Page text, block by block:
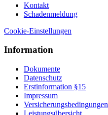
Kontakt
Schadenmeldung
Cookie-Einstellungen
Information
Dokumente
Datenschutz
Erstinformation §15
Impressum
Versicherungsbedingungen